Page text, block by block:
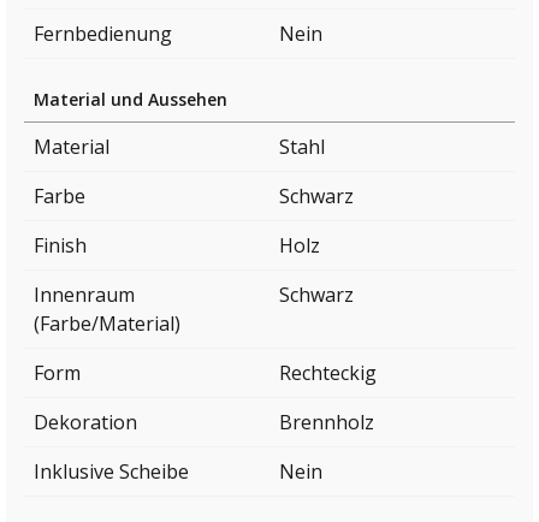
Fernbedienung
Nein
Material und Aussehen
Material
Stahl
Farbe
Schwarz
Finish
Holz
Innenraum
(Farbe/Material)
Schwarz
Form
Rechteckig
Dekoration
Brennholz
Inklusive Scheibe
Nein